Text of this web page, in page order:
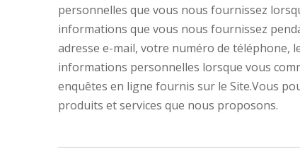
personnelles que vous nous fournissez
informations que vous nous fournissez
adresse e-mail, votre numéro de téléphone,
informations personnelles lorsque vous
enquêtes en ligne fournis sur le Site.Vous
produits et services que nous proposons.